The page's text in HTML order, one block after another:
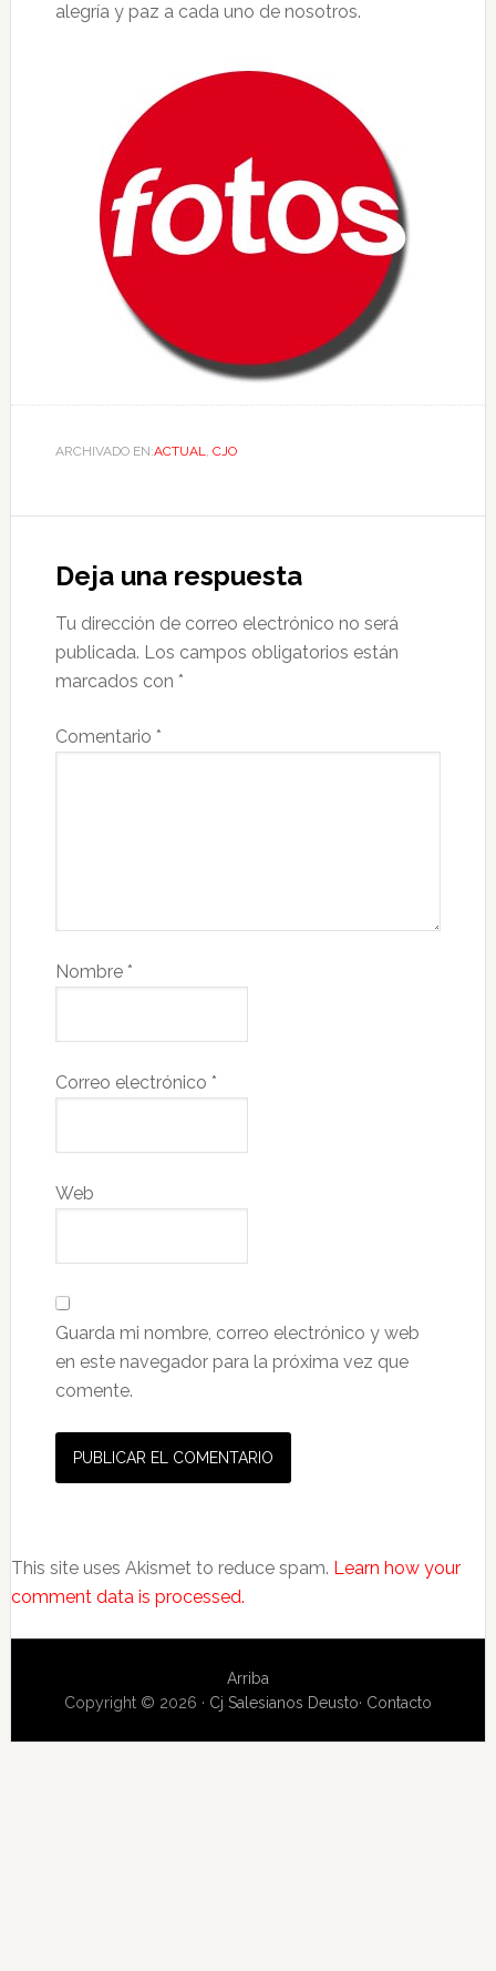
alegría y paz a cada uno de nosotros.
ARCHIVADO EN:ACTUAL, CJO
Deja una respuesta
Tu dirección de correo electrónico no será
publicada. Los campos obligatorios están
marcados con *
Comentario *
Nombre *
Correo electrónico *
Web
Guarda mi nombre, correo electrónico y web
en este navegador para la próxima vez que
comente.
This site uses Akismet to reduce spam. Learn how your
comment data is processed.
Arriba
Copyright © 2026 · Cj Salesianos Deusto· Contacto